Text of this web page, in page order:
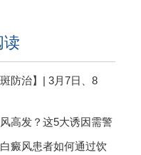
读
斑防治】| 3月7日、8
高发？这5大诱因需警
癜风患者如何通过饮